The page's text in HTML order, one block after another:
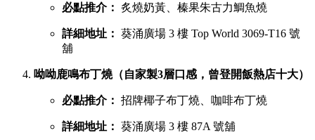
必點推介： 炙燒奶黃、榛果朱古力鯛魚燒
詳細地址： 葵涌廣場 3 樓 Top World 3069-T16 號
舖
呦呦鹿鳴布丁燒（自家製3層口感，曾登開飯熱店十大）
必點推介： 招牌椰子布丁燒、咖啡布丁燒
詳細地址： 葵涌廣場 3 樓 87A 號舖